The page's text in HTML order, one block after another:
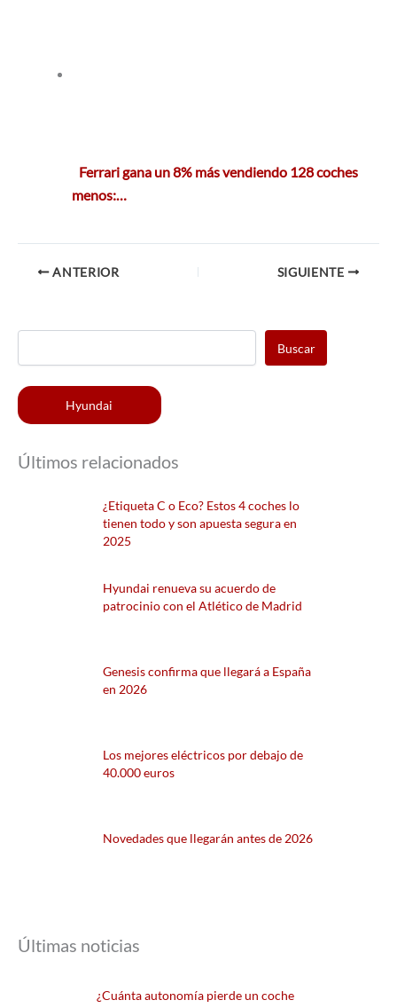
Ferrari gana un 8% más vendiendo 128 coches
menos:…
ANTERIOR SIGUIENTE
Buscar
Hyundai
Últimos relacionados
¿Etiqueta C o Eco? Estos 4 coches lo
tienen todo y son apuesta segura en
2025
Hyundai renueva su acuerdo de
patrocinio con el Atlético de Madrid
Genesis confirma que llegará a España
en 2026
Los mejores eléctricos por debajo de
40.000 euros
Novedades que llegarán antes de 2026
Últimas noticias
¿Cuánta autonomía pierde un coche